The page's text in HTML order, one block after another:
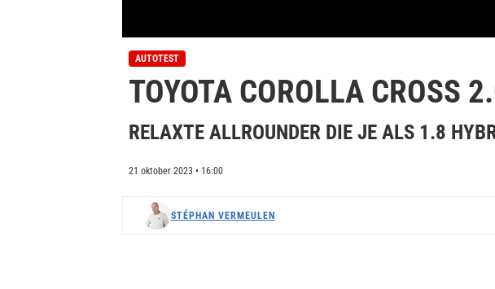
AUTOTEST
TOYOTA COROLLA CROSS
RELAXTE ALLROUNDER DIE JE ALS 1.8
21 oktober 2023 • 16:00
STÉPHAN VERMEULEN